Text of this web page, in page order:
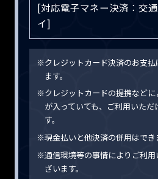
[対応電子マネー決済：交
イ]
※クレジットカード決済のお支払
ます。
※クレジットカードの提携などに
が入っていても、ご利用いた
す。
※現金払いと他決済の併用はでき
※通信環境等の事情によりご利
ざいます。